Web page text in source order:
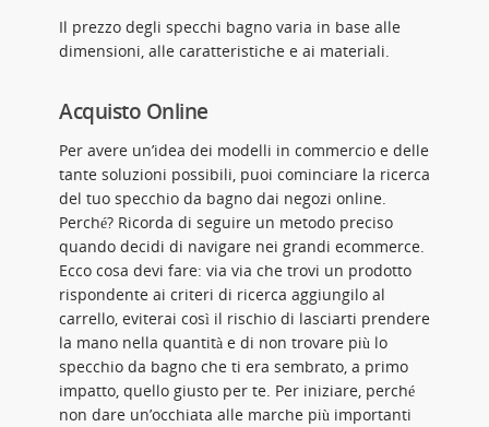
Il prezzo degli specchi bagno varia in base alle
dimensioni, alle caratteristiche e ai materiali.
Acquisto Online
Per avere un’idea dei modelli in commercio e delle
tante soluzioni possibili, puoi cominciare la ricerca
del tuo specchio da bagno dai negozi online.
Perché? Ricorda di seguire un metodo preciso
quando decidi di navigare nei grandi ecommerce.
Ecco cosa devi fare: via via che trovi un prodotto
rispondente ai criteri di ricerca aggiungilo al
carrello, eviterai così il rischio di lasciarti prendere
la mano nella quantità e di non trovare più lo
specchio da bagno che ti era sembrato, a primo
impatto, quello giusto per te. Per iniziare, perché
non dare un’occhiata alle marche più importanti